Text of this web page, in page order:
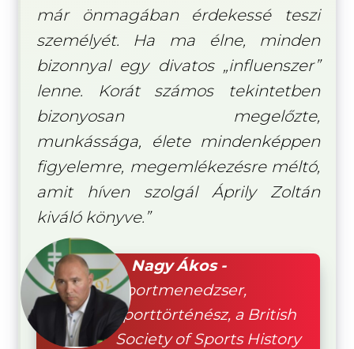
már önmagában érdekessé teszi
személyét. Ha ma élne, minden
bizonnyal egy divatos „influenszer”
lenne. Korát számos tekintetben
bizonyosan megelőzte,
munkássága, élete mindenképpen
figyelemre, megemlékezésre méltó,
amit híven szolgál Áprily Zoltán
kiváló könyve.”
Nagy Ákos -
Sportmenedzser,
sporttörténész, a British
Society of Sports History